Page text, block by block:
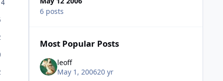
6 posts
Most Popular Posts
leoff
May 1, 200620 yr